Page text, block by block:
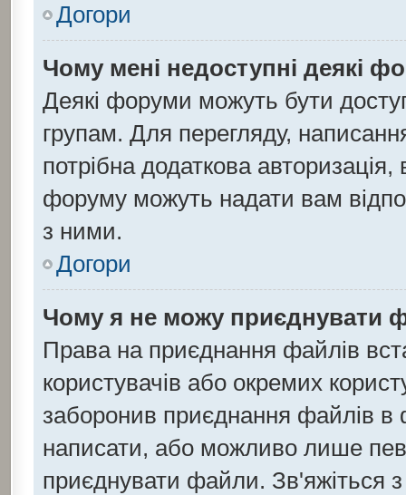
Догори
Чому мені недоступні деякі
Деякі форуми можуть бути
групам. Для перегляду,
потрібна додаткова
форуму можуть надати вам
з ними.
Догори
Чому я не можу приєднувати
Права на приєднання файлів
користувачів або окремих
заборонив приєднання файлів в
написати, або можливо лише
приєднувати файли. Зв'яжіться